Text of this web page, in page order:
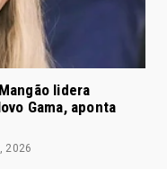
lidera
Gama, aponta
2026